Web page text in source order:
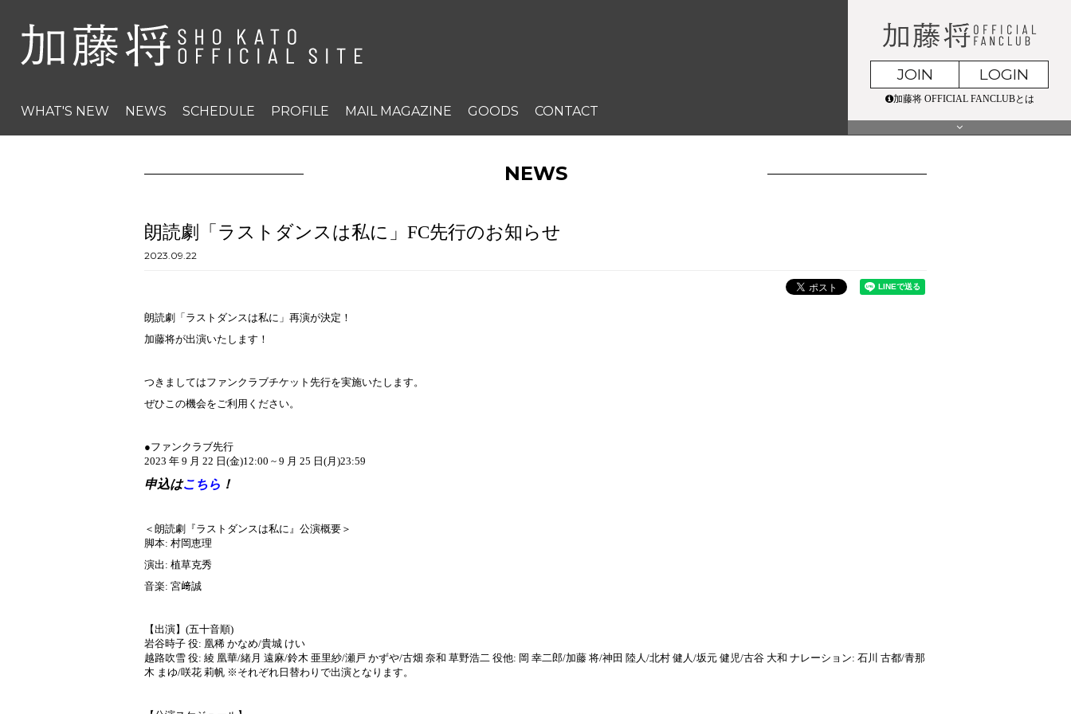
WHAT'S NEW NEWS SCHEDULE PROFILE MAIL MAGAZINE GOODS CONTACT
JOIN LOGIN
加藤将 OFFICIAL FANCLUBとは
GALLERY
NEWS
朗読劇「ラストダンスは私に」FC先行のお知らせ
2023.09.22
朗読劇「ラストダンスは私に」再演が決定！
加藤将が出演いたします！
つきましてはファンクラブチケット先行を実施いたします。
ぜひこの機会をご利用ください。
●ファンクラブ先行
2023 年 9 月 22 日(金)12:00 ~ 9 月 25 日(月)23:59
申込はこちら ！
＜朗読劇『ラストダンスは私に』公演概要＞
脚本: 村岡恵理
演出: 植草克秀
音楽: 宮﨑誠
【出演】(五十音順)
岩谷時子 役: 凰稀 かなめ/貴城 けい
越路吹雪 役: 綾 凰華/緒月 遠麻/鈴木 亜里紗/瀬戸 かずや/古畑 奈和 草野浩二 役他: 岡 幸二郎/加藤 将/神田 陸人/北村 健人/坂元 健児/古谷 大和 ナレーション: 石川 古都/青那
木 まゆ/咲花 莉帆 ※それぞれ日替わりで出演となります。